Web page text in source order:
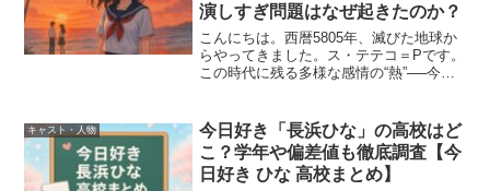
演しすぎ問題はなぜ起きたのか？
こんにちは。西暦5805年、滅びた地球か
らやってきました。ス・テテコ＝Pです。
この時代に残る多様な感情の“熱”──今回
たの「なぜ？」に丁寧にお応えします。
「あの子、...
キャスト・人物
今日好き「長浜ひな」の高校はど
こ？学年や偏差値も徹底調査【今
日好き ひな 高校まとめ】